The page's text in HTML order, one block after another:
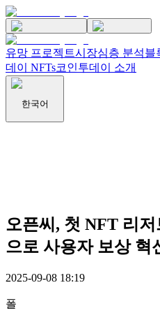
유망 프로젝트시장심층 분석블
데이 NFTs코인투데이 소개
한국어
오픈씨, 첫 NFT 리
으로 사용자 보상 혁
2025-09-08 18:19
폴